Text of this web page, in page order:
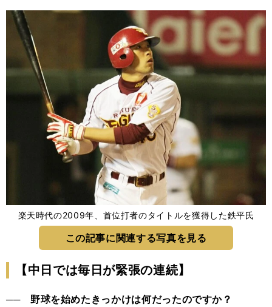
楽天時代の2009年、首位打者のタイトルを獲得した鉄平氏
この記事に関連する写真を見る
【中日では毎日が緊張の連続】
── 野球を始めたきっかけは何だったのですか？